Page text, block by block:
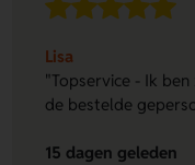
Lisa
"Topservice - Ik
de bestelde
15 dagen geleden